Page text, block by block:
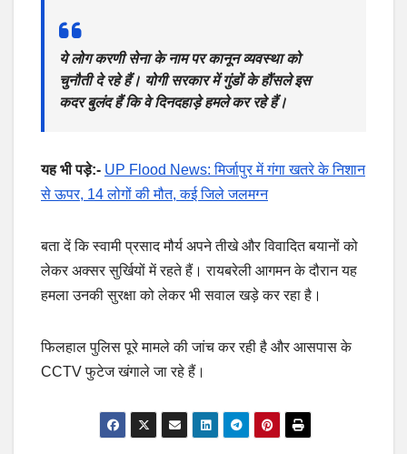
ये लोग करणी सेना के नाम पर कानून व्यवस्था को
चुनौती दे रहे हैं। योगी सरकार में गुंडों के हौंसले इस
कदर बुलंद हैं कि वे दिनदहाड़े हमले कर रहे हैं।
यह भी पड़े:- UP Flood News: मिर्जापुर में गंगा खतरे के निशान
से ऊपर, 14 लोगों की मौत, कई जिले जलमग्न
बता दें कि स्वामी प्रसाद मौर्य अपने तीखे और विवादित बयानों को
लेकर अक्सर सुर्खियों में रहते हैं। रायबरेली आगमन के दौरान यह
हमला उनकी सुरक्षा को लेकर भी सवाल खड़े कर रहा है।
फिलहाल पुलिस पूरे मामले की जांच कर रही है और आसपास के
CCTV फुटेज खंगाले जा रहे हैं।